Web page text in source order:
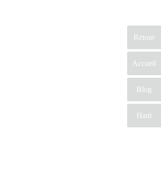
Retour
Accueil
Blog
Haut